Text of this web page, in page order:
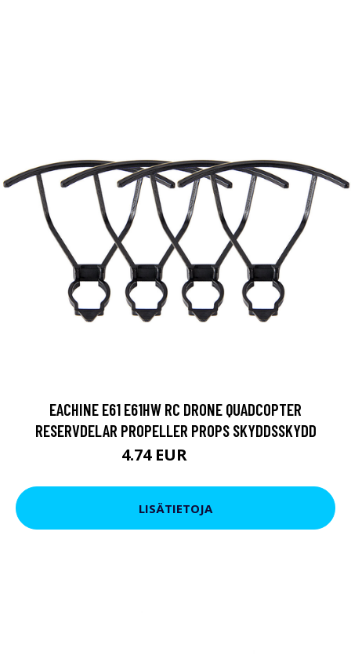
EACHINE E61 E61HW RC DRONE QUADCOPTER
RESERVDELAR PROPELLER PROPS SKYDDSSKYDD
4.74 EUR
LISÄTIETOJA